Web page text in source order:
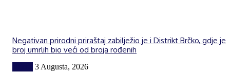
Negativan prirodni priraštaj zabilježio je i Distrikt Brčko, gdje je
broj umrlih bio veći od broja rođenih
3 Augusta, 2026